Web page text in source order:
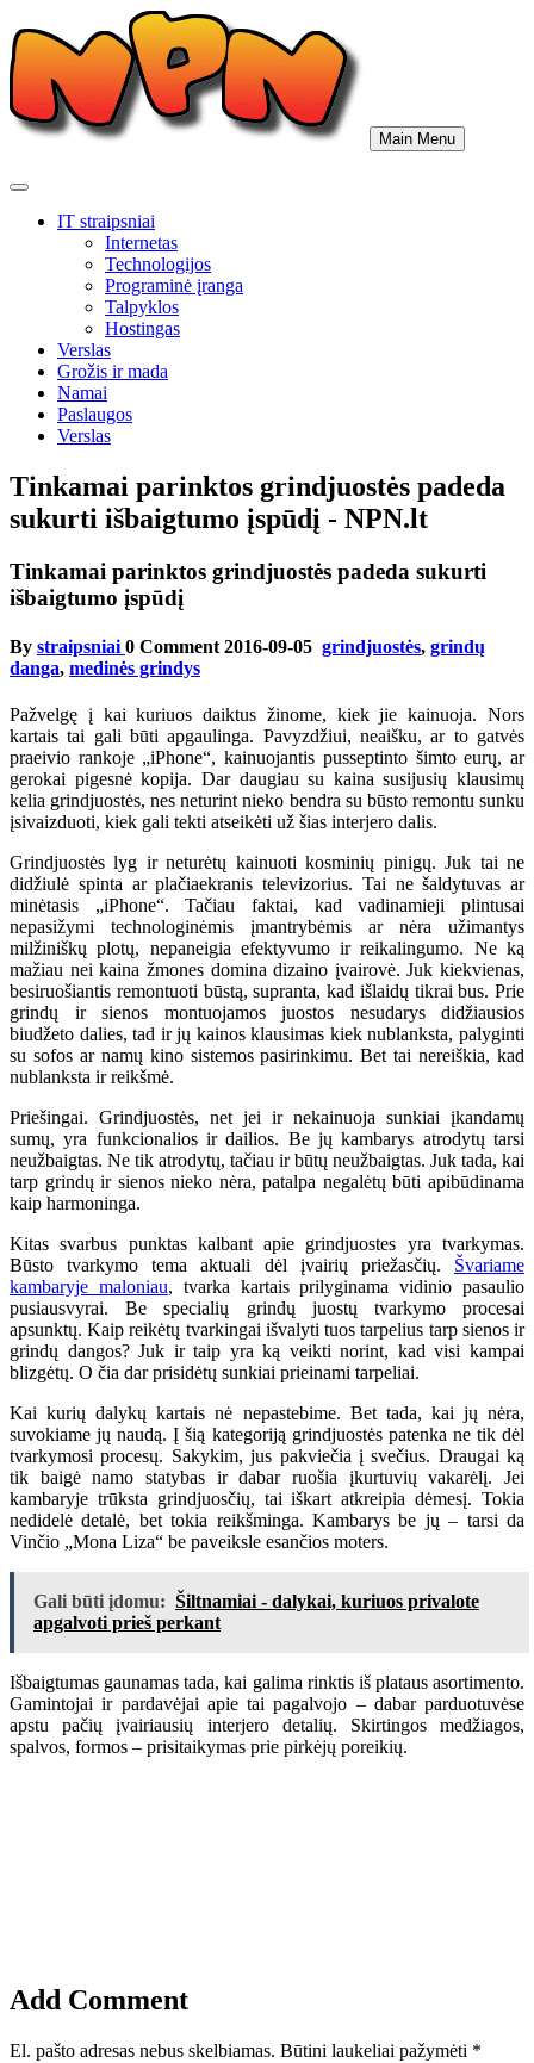
to
content
Main Menu
IT straipsniai
Internetas
Technologijos
Programinė įranga
Talpyklos
Hostingas
Verslas
Grožis ir mada
Namai
Paslaugos
Verslas
Tinkamai parinktos grindjuostės padeda
sukurti išbaigtumo įspūdį - NPN.lt
Tinkamai parinktos grindjuostės padeda sukurti
išbaigtumo įspūdį
By straipsniai 0 Comment 2016-09-05 grindjuostės, grindų
danga, medinės grindys
Pažvelgę į kai kuriuos daiktus žinome, kiek jie kainuoja. Nors
kartais tai gali būti apgaulinga. Pavyzdžiui, neaišku, ar to gatvės
praeivio rankoje „iPhone“, kainuojantis pusseptinto šimto eurų, ar
gerokai pigesnė kopija. Dar daugiau su kaina susijusių klausimų
kelia grindjuostės, nes neturint nieko bendra su būsto remontu sunku
įsivaizduoti, kiek gali tekti atseikėti už šias interjero dalis.
Grindjuostės lyg ir neturėtų kainuoti kosminių pinigų. Juk tai ne
didžiulė spinta ar plačiaekranis televizorius. Tai ne šaldytuvas ar
minėtasis „iPhone“. Tačiau faktai, kad vadinamieji plintusai
nepasižymi technologinėmis įmantrybėmis ar nėra užimantys
milžiniškų plotų, nepaneigia efektyvumo ir reikalingumo. Ne ką
mažiau nei kaina žmones domina dizaino įvairovė. Juk kiekvienas,
besiruošiantis remontuoti būstą, supranta, kad išlaidų tikrai bus. Prie
grindų ir sienos montuojamos juostos nesudarys didžiausios
biudžeto dalies, tad ir jų kainos klausimas kiek nublanksta, palyginti
su sofos ar namų kino sistemos pasirinkimu. Bet tai nereiškia, kad
nublanksta ir reikšmė.
Priešingai. Grindjuostės, net jei ir nekainuoja sunkiai įkandamų
sumų, yra funkcionalios ir dailios. Be jų kambarys atrodytų tarsi
neužbaigtas. Ne tik atrodytų, tačiau ir būtų neužbaigtas. Juk tada, kai
tarp grindų ir sienos nieko nėra, patalpa negalėtų būti apibūdinama
kaip harmoninga.
Kitas svarbus punktas kalbant apie grindjuostes yra tvarkymas.
Būsto tvarkymo tema aktuali dėl įvairių priežasčių. Švariame
kambaryje maloniau, tvarka kartais prilyginama vidinio pasaulio
pusiausvyrai. Be specialių grindų juostų tvarkymo procesai
apsunktų. Kaip reikėtų tvarkingai išvalyti tuos tarpelius tarp sienos ir
grindų dangos? Juk ir taip yra ką veikti norint, kad visi kampai
blizgėtų. O čia dar prisidėtų sunkiai prieinami tarpeliai.
Kai kurių dalykų kartais nė nepastebime. Bet tada, kai jų nėra,
suvokiame jų naudą. Į šią kategoriją grindjuostės patenka ne tik dėl
tvarkymosi procesų. Sakykim, jus pakviečia į svečius. Draugai ką
tik baigė namo statybas ir dabar ruošia įkurtuvių vakarėlį. Jei
kambaryje trūksta grindjuosčių, tai iškart atkreipia dėmesį. Tokia
nedidelė detalė, bet tokia reikšminga. Kambarys be jų – tarsi da
Vinčio „Mona Liza“ be paveiksle esančios moters.
Gali būti įdomu: Šiltnamiai - dalykai, kuriuos privalote
apgalvoti prieš perkant
Išbaigtumas gaunamas tada, kai galima rinktis iš plataus asortimento.
Gamintojai ir pardavėjai apie tai pagalvojo – dabar parduotuvėse
apstu pačių įvairiausių interjero detalių. Skirtingos medžiagos,
spalvos, formos – prisitaikymas prie pirkėjų poreikių.
Add Comment
El. pašto adresas nebus skelbiamas. Būtini laukeliai pažymėti *